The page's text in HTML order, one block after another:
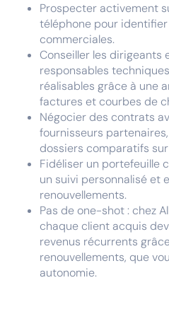
Prospecter activement
téléphone pour
commerciales.
Conseiller les dirigeants
responsables
réalisables grâce à une
factures et courbes de
Négocier des contrats
fournisseurs
dossiers comparatifs
Fidéliser un portefeuille
un suivi personnalisé et
renouvellements.
Pas de one-shot : chez
chaque client acquis
revenus récurrents
renouvellements, que
autonomie.